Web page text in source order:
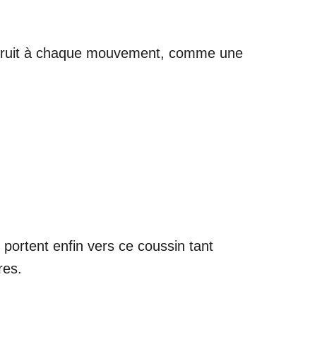
à chaque mouvement, comme une
enfin vers ce coussin tant